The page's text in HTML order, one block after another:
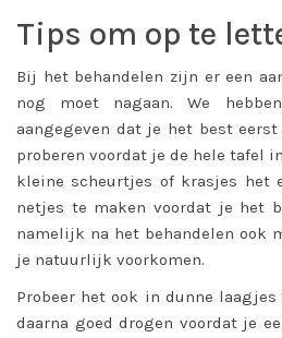
Tips om op te
Bij het behandelen zijn er een
nog moet nagaan. We
aangegeven dat je het best
proberen voordat je de hele tafel
kleine scheurtjes of krasjes het
netjes te maken voordat je het
namelijk na het behandelen ook
je natuurlijk voorkomen.
Probeer het ook in dunne
daarna goed drogen voordat je